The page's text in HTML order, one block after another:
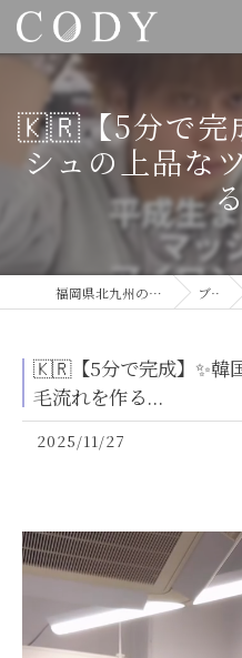
🇰🇷【5分で完
シュの上品な
福岡県北九州の美容室ならCODY ブログ
🇰🇷【5分で完成】✨韓
毛流れを作る...
2025/11/27